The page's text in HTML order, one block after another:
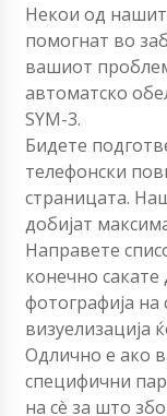
Некои од
помогнат во
вашиот
автоматско
SYM-3.
Бидете
телефонски
страницата.
добијат
Направете
конечно
фотографија
визуелизација
Одлично е ако
специфични
на сè за што